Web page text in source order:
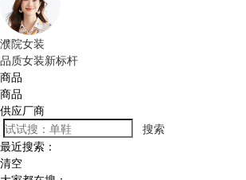
濮院女装
品质女装新标杆
商品
商品
供应厂商
搜索
最近搜索：
清空